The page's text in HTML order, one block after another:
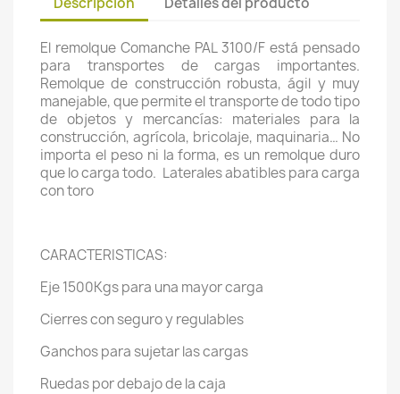
El remolque Comanche PAL 3100/F está pensado
para transportes de cargas importantes.
Remolque de construcción robusta, ágil y muy
manejable, que permite el transporte de todo tipo
de objetos y mercancías: materiales para la
construcción, agrícola, bricolaje, maquinaria… No
importa el peso ni la forma, es un remolque duro
que lo carga todo. Laterales abatibles para carga
con toro
CARACTERISTICAS:
Eje 1500Kgs para una mayor carga
Cierres con seguro y regulables
Ganchos para sujetar las cargas
Ruedas por debajo de la caja